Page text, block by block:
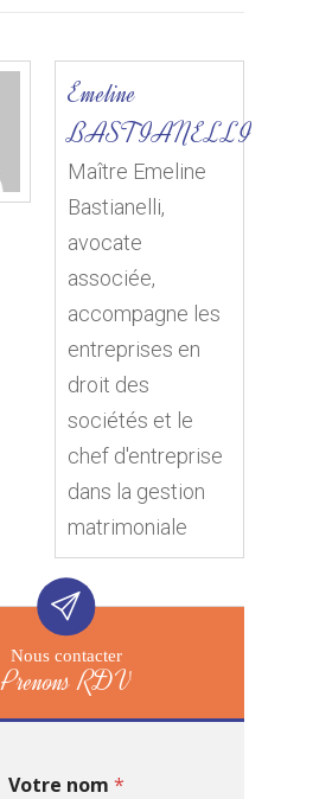
Emeline
BASTIANELLI
Maître Emeline
Bastianelli,
avocate
associée,
accompagne les
entreprises en
droit des
sociétés et le
chef d'entreprise
dans la gestion
matrimoniale
Nous contacter
Prenons RDV
Votre nom *